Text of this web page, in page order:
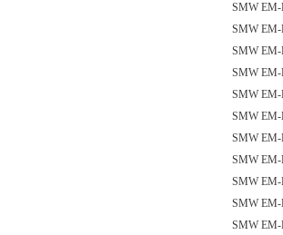
SMW
SMW
SMW
SMW
SMW
SMW
SMW
SMW
SMW
SMW
SMW